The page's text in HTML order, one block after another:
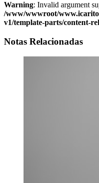
Warning: Invalid argument
/www/wwwroot/
v1/template-parts/content-
Notas Relacionadas